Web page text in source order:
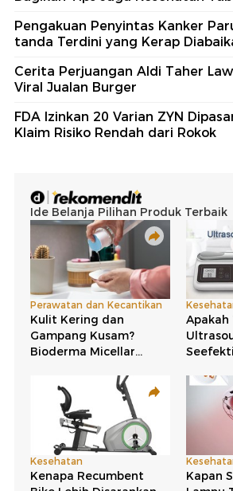
Pengakuan Penyintas Kanker
tanda Terdini yang Kerap
Cerita Perjuangan Aldi Taher
Viral Jualan Burger
FDA Izinkan 20 Varian ZYN
Klaim Risiko Rendah dari Rokok